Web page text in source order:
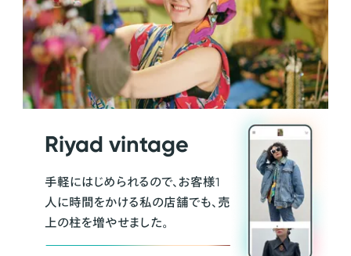
Riyad vintage
手軽にはじめられるので、お客様1
人に時間をかける私の店舗でも、売
上の柱を増やせました。